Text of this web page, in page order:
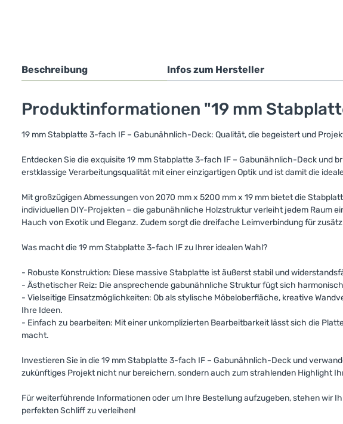
Beschreibung Infos zum Hersteller
Produktinformationen "19 mm
19 mm Stabplatte 3-fach IF – Gabunähnlich-Deck: Qualität, die begeistert und
Entdecken Sie die exquisite 19 mm Stabplatte 3-fach IF – Gabunähnlich-Deck und
erstklassige Verarbeitungsqualität mit einer einzigartigen Optik und ist damit die
Mit großzügigen Abmessungen von 2070 mm x 5200 mm x 19 mm bietet die
individuellen DIY-Projekten – die gabunähnliche Holzstruktur verleiht jedem Raum
Hauch von Exotik und Eleganz. Zudem sorgt die dreifache Leimverbindung für
Was macht die 19 mm Stabplatte 3-fach IF zu Ihrer idealen Wahl?
- Robuste Konstruktion: Diese massive Stabplatte ist äußerst stabil und
- Ästhetischer Reiz: Die ansprechende gabunähnliche Struktur fügt sich
- Vielseitige Einsatzmöglichkeiten: Ob als stylische Möbeloberfläche, kreative
Ihre Ideen.
- Einfach zu bearbeiten: Mit einer unkomplizierten Bearbeitbarkeit lässt sich die
macht.
Investieren Sie in die 19 mm Stabplatte 3-fach IF – Gabunähnlich-Deck und
zukünftiges Projekt nicht nur bereichern, sondern auch zum strahlenden Highlight
Für weiterführende Informationen oder um Ihre Bestellung aufzugeben, stehen wir
perfekten Schliff zu verleihen!